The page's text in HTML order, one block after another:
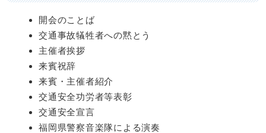
開会のことば
​交通事故犠牲者への黙とう
​​主催者挨拶
​来賓祝辞
​来賓・主催者紹介
​交通安全功労者等表彰
​交通安全宣言
福岡県警察音楽隊による演奏